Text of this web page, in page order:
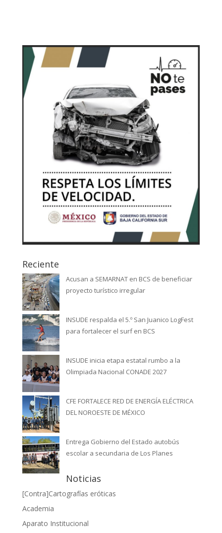
Reciente
Acusan a SEMARNAT en BCS de beneficiar
proyecto turístico irregular
INSUDE respalda el 5.º San Juanico LogFest
para fortalecer el surf en BCS
INSUDE inicia etapa estatal rumbo a la
Olimpiada Nacional CONADE 2027
CFE FORTALECE RED DE ENERGÍA ELÉCTRICA
DEL NOROESTE DE MÉXICO
Entrega Gobierno del Estado autobús
escolar a secundaria de Los Planes
Noticias
[Contra]Cartografías eróticas
Academia
Aparato Institucional